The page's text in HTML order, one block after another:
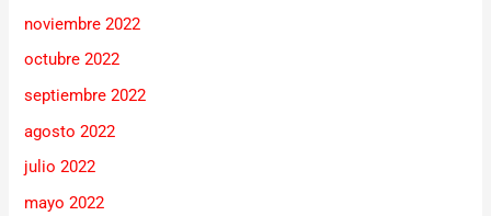
noviembre 2022
octubre 2022
septiembre 2022
agosto 2022
julio 2022
mayo 2022